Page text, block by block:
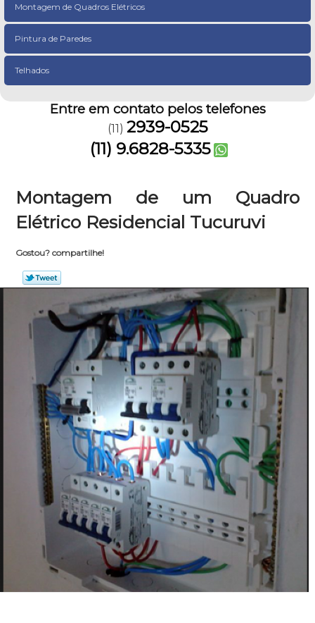
Montagem de Quadros Elétricos
Pintura de Paredes
Telhados
Entre em contato pelos telefones
(11) 2939-0525
(11) 9.6828-5335
Montagem de um Quadro
Elétrico Residencial Tucuruvi
Gostou? compartilhe!